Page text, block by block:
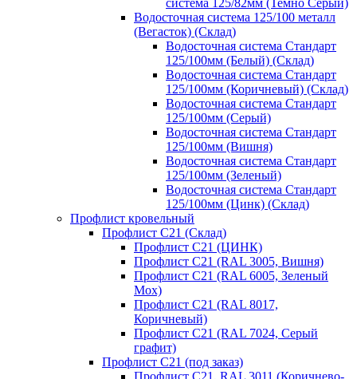
Водосточная система 125/100 металл
(Вегасток) (Склад)
Водосточная система Стандарт
125/100мм (Белый) (Склад)
Водосточная система Стандарт
125/100мм (Коричневый) (Склад)
Водосточная система Стандарт
125/100мм (Серый)
Водосточная система Стандарт
125/100мм (Вишня)
Водосточная система Стандарт
125/100мм (Зеленый)
Водосточная система Стандарт
125/100мм (Цинк) (Склад)
Профлист кровельный
Профлист С21 (Склад)
Профлист С21 (ЦИНК)
Профлист С21 (RAL 3005, Вишня)
Профлист С21 (RAL 6005, Зеленый
Мох)
Профлист С21 (RAL 8017,
Коричневый)
Профлист С21 (RAL 7024, Серый
графит)
Профлист С21 (под заказ)
Профлист С21, RAL 3011 (Коричнево-